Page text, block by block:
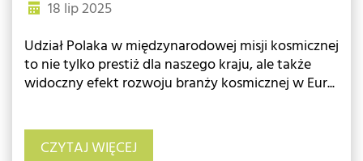
18 lip 2025
Udział Polaka w międzynarodowej misji kosmicznej
to nie tylko prestiż dla naszego kraju, ale także
widoczny efekt rozwoju branży kosmicznej w Eur...
CZYTAJ WIĘCEJ